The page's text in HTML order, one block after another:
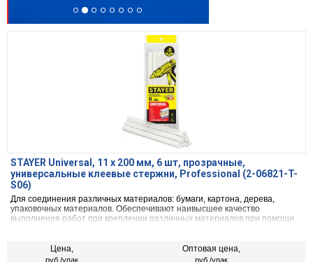
STAYER Universal, 11 х 200 мм, 6 шт, прозрачные,
универсальные клеевые стержни, Professional (2-06821-T-
S06)
Для соединения различных материалов: бумаги, картона, дерева,
упаковочных материалов. Обеспечивают наивысшее качество
выполнения работ при креплении различных материалов при помощи
Цена,
руб./упак
Оптовая цена,
руб./упак